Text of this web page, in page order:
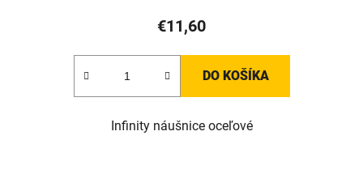
€11,60
DO KOŠÍKA
Infinity náušnice oceľové